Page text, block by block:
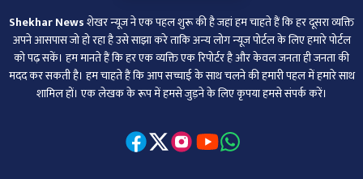
Shekhar Newsशेखर न्‍यूज ने एक पहल शुरू की है जहां हम चाहते हैं कि हर दूसरा व्‍यक्ति
अपने आसपास जो हो रहा है उसे साझा करे ताकि अन्‍य लोग न्‍यूज पोर्टल के लिए हमारे पोर्टल
को पढ़ सकें। हम मानते हैं कि हर एक व्यक्ति एक रिपोर्टर है और केवल जनता ही जनता की
मदद कर सकती है। हम चाहते हैं कि आप सच्चाई के साथ चलने की हमारी पहल में हमारे साथ
शामिल हों। एक लेखक के रूप में हमसे जुड़ने के लिए कृपया हमसे संपर्क करें।